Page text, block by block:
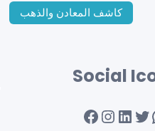
كاشف المعادن والذهب
Social
Facebook InstagramLinkedIn Twitter